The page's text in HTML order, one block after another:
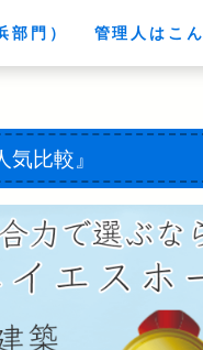
部門） 管理人はこ
比較』